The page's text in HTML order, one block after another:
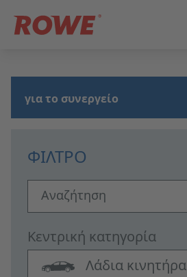
ΦΊΛΤΡΟ
Αναζήτηση
Κεντρική κατηγορία
Λάδια κινητήρα